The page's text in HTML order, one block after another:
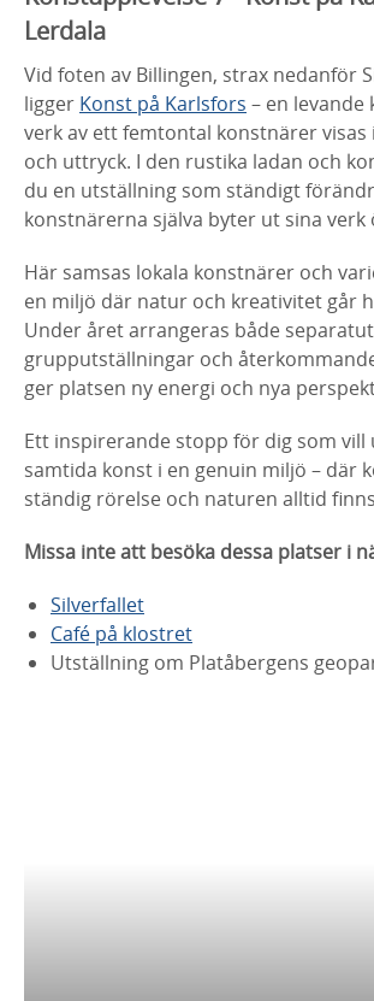
Lerdala
Vid foten av Billingen, strax nedanför
ligger Konst på Karlsfors – en
verk av ett femtontal konstnärer visas
och uttryck. I den rustika ladan och
du en utställning som ständigt
konstnärerna själva byter ut sina verk
Här samsas lokala konstnärer och
en miljö där natur och kreativitet går
Under året arrangeras både
grupputställningar och
ger platsen ny energi och nya
Ett inspirerande stopp för dig som vill
samtida konst i en genuin miljö – där
ständig rörelse och naturen alltid
Missa inte att besöka dessa platser i
Silverfallet
Café på klostret
Utställning om Platåbergens